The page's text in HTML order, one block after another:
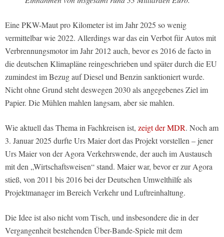
Eine PKW-Maut pro Kilometer ist im Jahr 2025 so wenig
vermittelbar wie 2022. Allerdings war das ein Verbot für Autos mit
Verbrennungsmotor im Jahr 2012 auch, bevor es 2016 de facto in
die deutschen Klimapläne reingeschrieben und später durch die EU
zumindest im Bezug auf Diesel und Benzin sanktioniert wurde.
Nicht ohne Grund steht deswegen 2030 als angegebenes Ziel im
Papier. Die Mühlen mahlen langsam, aber sie mahlen.
Wie aktuell das Thema in Fachkreisen ist, zeigt der MDR. Noch am
3. Januar 2025 durfte Urs Maier dort das Projekt vorstellen – jener
Urs Maier von der Agora Verkehrswende, der auch im Austausch
mit den „Wirtschaftsweisen“ stand. Maier war, bevor er zur Agora
stieß, von 2011 bis 2016 bei der Deutschen Umwelthilfe als
Projektmanager im Bereich Verkehr und Luftreinhaltung.
Die Idee ist also nicht vom Tisch, und insbesondere die in der
Vergangenheit bestehenden Über-Bande-Spiele mit dem